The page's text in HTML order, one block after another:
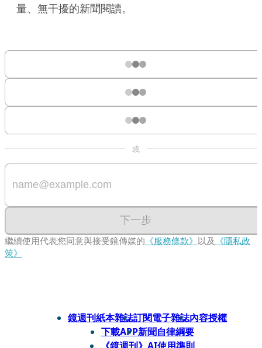
量、無干擾的新聞閱讀。
或
下一步
繼續使用代表您同意與接受鏡傳媒的 《服務條款》 以及 《隱私政
策》
鏡週刊紙本雜誌訂閱電子雜誌內容授權
下載APP新聞自律綱要